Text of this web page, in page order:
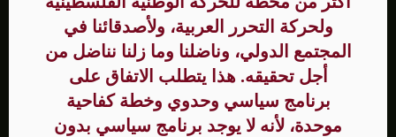
ولحركة التحرر العربية، ولأصدقائنا في
المجتمع الدولي، وناضلنا وما زلنا نناضل من
أجل تحقيقه. هذا يتطلب الاتفاق على
برنامج سياسي وحدوي وخطة كفاحية
موحدة، لأنه لا يوجد برنامج سياسي بدون